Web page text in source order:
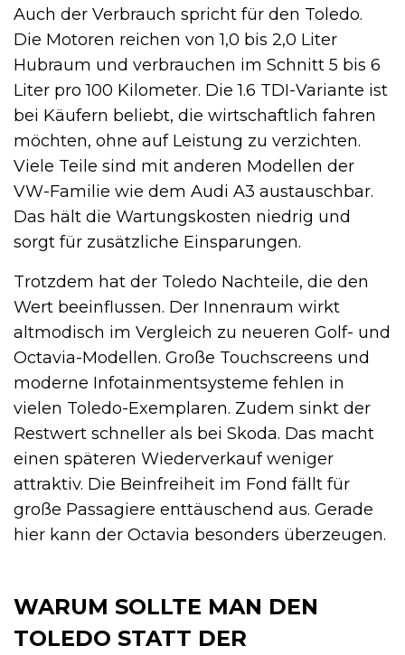
Auch der Verbrauch spricht für den Toledo.
Die Motoren reichen von 1,0 bis 2,0 Liter
Hubraum und verbrauchen im Schnitt 5 bis 6
Liter pro 100 Kilometer. Die 1.6 TDI-Variante ist
bei Käufern beliebt, die wirtschaftlich fahren
möchten, ohne auf Leistung zu verzichten.
Viele Teile sind mit anderen Modellen der
VW-Familie wie dem Audi A3 austauschbar.
Das hält die Wartungskosten niedrig und
sorgt für zusätzliche Einsparungen.
Trotzdem hat der Toledo Nachteile, die den
Wert beeinflussen. Der Innenraum wirkt
altmodisch im Vergleich zu neueren Golf- und
Octavia-Modellen. Große Touchscreens und
moderne Infotainmentsysteme fehlen in
vielen Toledo-Exemplaren. Zudem sinkt der
Restwert schneller als bei Skoda. Das macht
einen späteren Wiederverkauf weniger
attraktiv. Die Beinfreiheit im Fond fällt für
große Passagiere enttäuschend aus. Gerade
hier kann der Octavia besonders überzeugen.
WARUM SOLLTE MAN DEN
TOLEDO STATT DER